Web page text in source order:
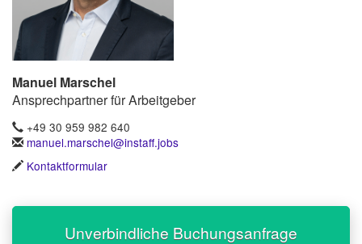
Manuel Marschel
Ansprechpartner für Arbeitgeber
+49 30 959 982 640
manuel.marschel@instaff.jobs
Kontaktformular
Unverbindliche Buchungsanfrage